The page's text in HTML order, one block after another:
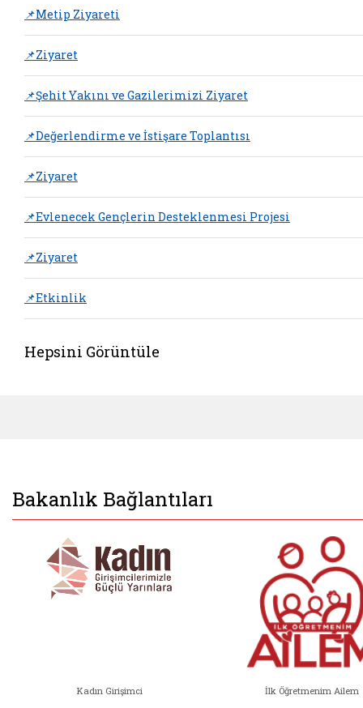
📌Metip Ziyareti
📌Ziyaret
📌Şehit Yakını ve Gazilerimizi Ziyaret
📌Değerlendirme ve İstişare Toplantısı
📌Ziyaret
📌Evlenecek Gençlerin Desteklenmesi Projesi
📌Ziyaret
📌Etkinlik
Hepsini Görüntüle
Bakanlık Bağlantıları
Kadın Girişimci İlk Öğretmenim Ailem